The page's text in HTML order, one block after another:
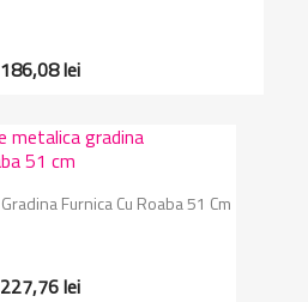
186,08 lei
Furnica Cu Roaba 51 Cm
227,76 lei